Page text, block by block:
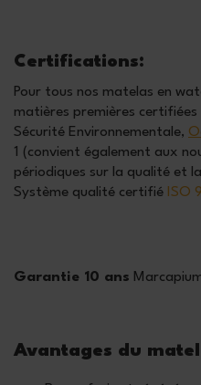
Certifications:
Pour tous nos matelas en
matières premières certifiées
Sécurité Environnementale,
1 (convient également aux
périodiques sur la qualité et
Système qualité certifié ISO
Garantie 10 ans
Avantages du